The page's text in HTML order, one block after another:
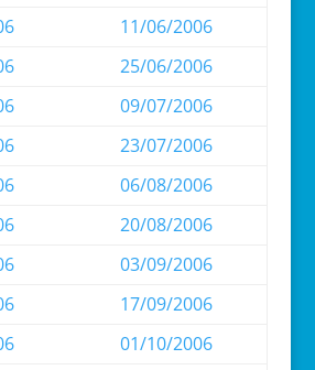
11/06/2006
25/06/2006
09/07/2006
23/07/2006
06/08/2006
20/08/2006
03/09/2006
17/09/2006
01/10/2006